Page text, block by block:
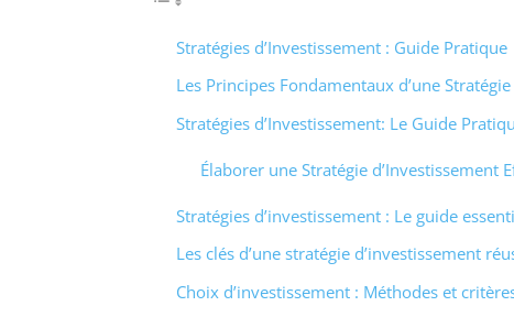
Stratégies d’Investissement : Guide Pratique
Les Principes Fondamentaux d’une
Stratégies d’Investissement: Le Guide
Élaborer une Stratégie d’Investissement
Stratégies d’investissement : Le guide
Les clés d’une stratégie d’investissement
Choix d’investissement : Méthodes et